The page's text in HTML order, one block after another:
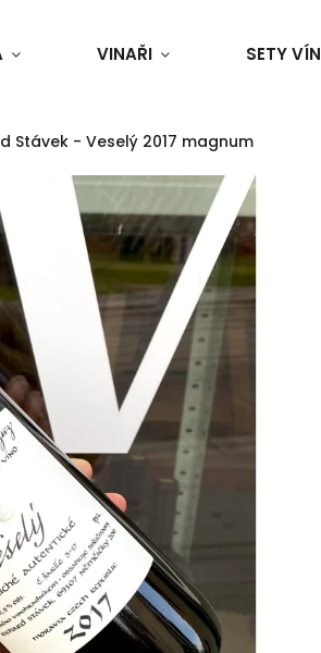
VINAŘI SETY VÍN
Stávek - Veselý 2017 magnum